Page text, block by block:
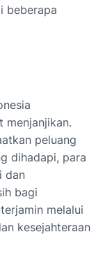
beberapa
menjanjikan.
peluang
dihadapi, para
dan
bagi
melalui
kesejahteraan